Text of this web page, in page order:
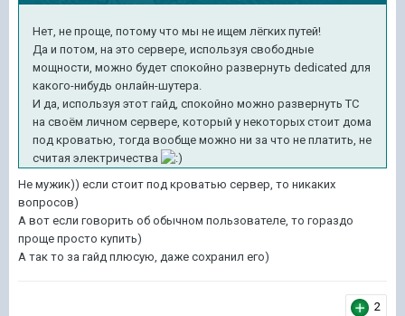
Нет, не проще, потому что мы не ищем лёгких путей!
Да и потом, на это сервере, используя свободные
мощности, можно будет спокойно развернуть dedicated для
какого-нибудь онлайн-шутера.
И да, используя этот гайд, спокойно можно развернуть ТС
на своём личном сервере, который у некоторых стоит дома
под кроватью, тогда вообще можно ни за что не платить, не
считая электричества
Не мужик)) если стоит под кроватью сервер, то никаких
вопросов)
А вот если говорить об обычном пользователе, то гораздо
проще просто купить)
А так то за гайд плюсую, даже сохранил его)
2